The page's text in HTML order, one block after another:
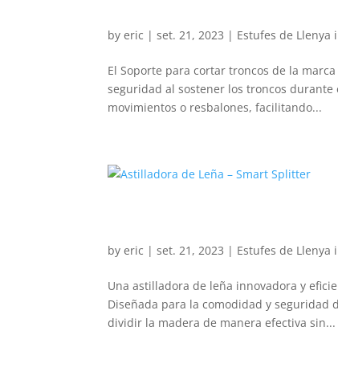
byeric |set. 21, 2023 | Estufes de Llenya
El Soporte para cortar troncos de la
seguridad al sostener los troncos
movimientos o resbalones, facilitando...
byeric |set. 21, 2023 | Estufes de Llenya
Una astilladora de leña innovadora y
Diseñada para la comodidad y
dividir la madera de manera efectiva sin...